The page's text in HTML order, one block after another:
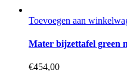
Toevoegen aan
Mater bijzettafel green
€454,00